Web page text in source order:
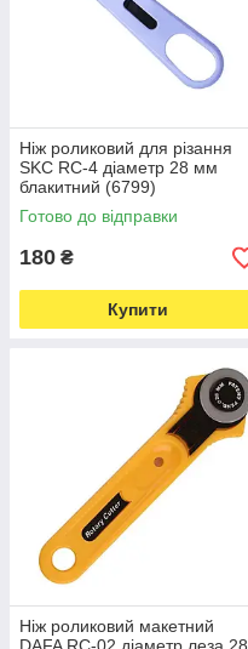
Ніж роликовий для різання
SKC RC-4 діаметр 28 мм
блакитний (6799)
Готово до відправки
180 ₴
Купити
Ніж роликовий макетний